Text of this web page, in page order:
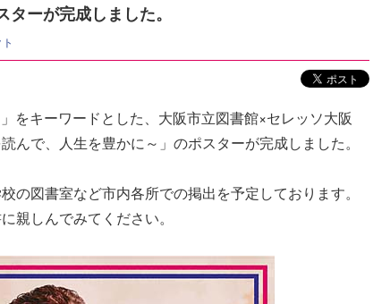
ーが完成しました。
をキーワードとした、大阪市立図書館×セレッソ大阪
んで、人生を豊かに～」のポスターが完成しました。
の図書室など市内各所での掲出を予定しております。
親しんでみてください。